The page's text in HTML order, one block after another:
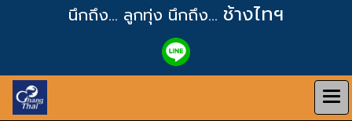
นึกถึง... ลูกทุ่ง นึกถึง... ช้างไทฯ